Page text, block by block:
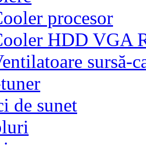
procesor
HDD VGA
sursă-
de sunet